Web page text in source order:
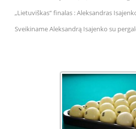
„Lietuviškas“ finalas : Aleksandras
Sveikiname Aleksandrą Isajenko su